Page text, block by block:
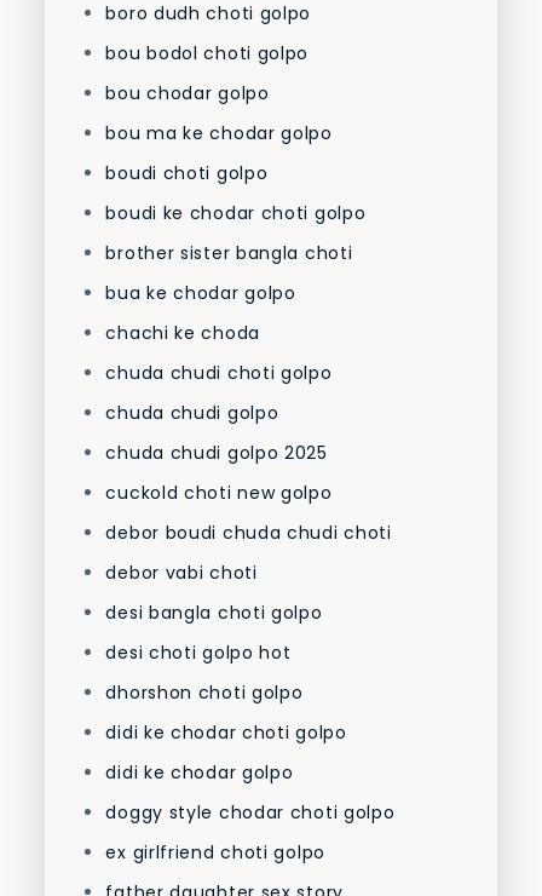
boro dudh choti golpo
bou bodol choti golpo
bou chodar golpo
bou ma ke chodar golpo
boudi choti golpo
boudi ke chodar choti golpo
brother sister bangla choti
bua ke chodar golpo
chachi ke choda
chuda chudi choti golpo
chuda chudi golpo
chuda chudi golpo 2025
cuckold choti new golpo
debor boudi chuda chudi choti
debor vabi choti
desi bangla choti golpo
desi choti golpo hot
dhorshon choti golpo
didi ke chodar choti golpo
didi ke chodar golpo
doggy style chodar choti golpo
ex girlfriend choti golpo